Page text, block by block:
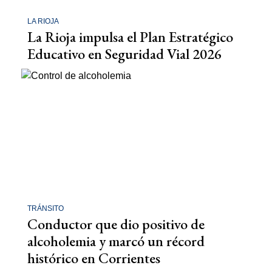
LA RIOJA
La Rioja impulsa el Plan Estratégico
Educativo en Seguridad Vial 2026
TRÁNSITO
Conductor que dio positivo de
alcoholemia y marcó un récord
histórico en Corrientes